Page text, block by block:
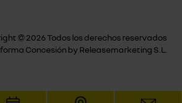
© 2026 Todos los derechos reservados
Concesión by Releasemarketing S.L.